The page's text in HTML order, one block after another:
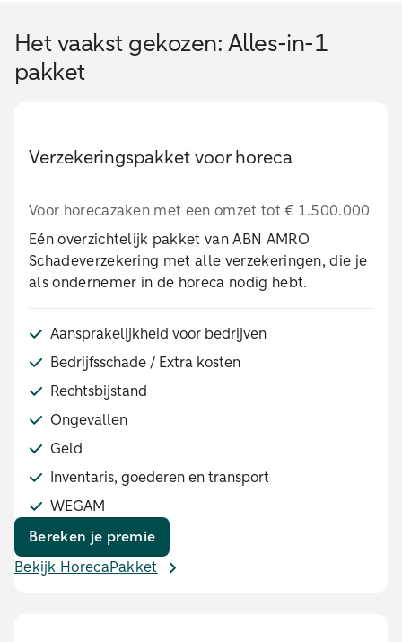
Het vaakst gekozen: Alles-in-1
pakket
Verzekeringspakket voor horeca
Voor horecazaken met een omzet tot € 1.500.000
Eén overzichtelijk pakket van ABN AMRO
Schadeverzekering met alle verzekeringen, die je
als ondernemer in de horeca nodig hebt.
Aansprakelijkheid voor bedrijven
Bedrijfsschade / Extra kosten
Rechtsbijstand
Ongevallen
Geld
Inventaris, goederen en transport
WEGAM
Bereken je premie
Bekijk HorecaPakket